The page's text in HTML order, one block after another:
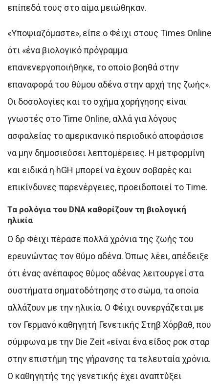
επίπεδά τους στο αίμα μειώθηκαν.
«Υποψιαζόμαστε», είπε ο Φέιχι στους Times Online
ότι «ένα βιολογικό πρόγραμμα
επανενεργοποιήθηκε, το οποίο βοηθά στην
επαναφορά του θύμου αδένα στην αρχή της ζωής».
Οι δοσολογίες και το σχήμα χορήγησης είναι
γνωστές στο Time Online, αλλά για λόγους
ασφαλείας το αμερικανικό περιοδικό αποφάσισε
να μην δημοσιεύσει λεπτομέρειες. Η μετφορμίνη
και ειδικά η hGH μπορεί να έχουν σοβαρές και
επικίνδυνες παρενέργειες, προειδοποιεί το Time.
Τα ρολόγια του DNA καθορίζουν τη βιολογική
ηλικία
Ο δρ Φέιχι πέρασε πολλά χρόνια της ζωής του
ερευνώντας τον θύμο αδένα. Όπως λέει, απέδειξε
ότι ένας ανέπαφος θύμος αδένας λειτουργεί στα
συστήματα σηματοδότησης στο σώμα, τα οποία
αλλάζουν με την ηλικία. Ο Φέιχι συνεργάζεται με
τον Γερμανό καθηγητή Γενετικής Στηβ Χόρβαθ, που
σύμφωνα με την Die Zeit «είναι ένα είδος ροκ σταρ
στην επιστήμη της γήρανσης τα τελευταία χρόνια.
Ο καθηγητής της γενετικής έχει αναπτύξει